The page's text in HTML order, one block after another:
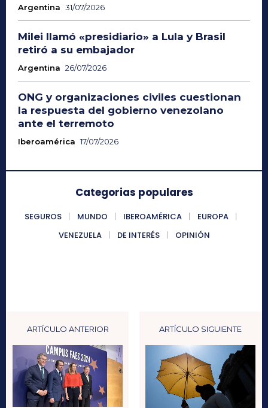
Argentina 31/07/2026
Milei llamó «presidiario» a Lula y Brasil
retiró a su embajador
Argentina 26/07/2026
ONG y organizaciones civiles cuestionan
la respuesta del gobierno venezolano
ante el terremoto
Iberoamérica 17/07/2026
Categorias populares
SEGUROS MUNDO IBEROAMÉRICA
EUROPA
VENEZUELA
DE INTERÉS OPINIÓN
ARTÍCULO ANTERIOR ARTÍCULO SIGUIENTE